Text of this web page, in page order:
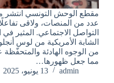
مقطع الوحش التونسي انتشر
عدد من المنصات، ولاقى
التواصل الاجتماعي. المثير في
الشابة الأمريكية من لوس
من الوجوه الهادئة
مما جعل ظهورها…
admin
13 يونيو، 2025